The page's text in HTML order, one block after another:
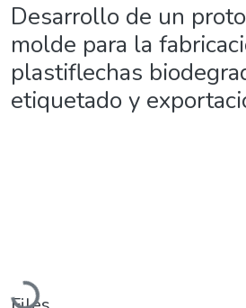
Desarrollo de un
molde para la
plastiflechas
etiquetado y
Loading...